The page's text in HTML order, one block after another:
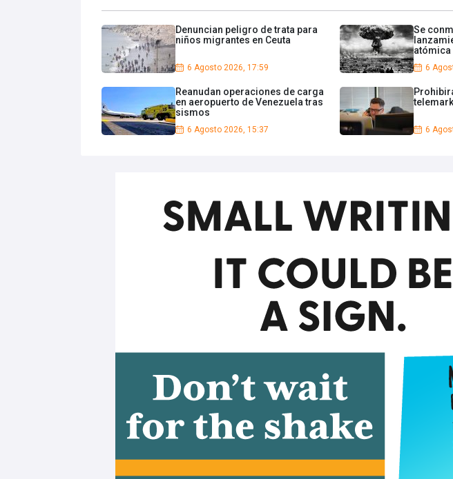
Denuncian peligro de trata para
niños migrantes en Ceuta
6 Agosto 2026, 17:59
Se
6
Reanudan operaciones de carga
en aeropuerto de Venezuela tras
sismos
6 Agosto 2026, 15:37 6